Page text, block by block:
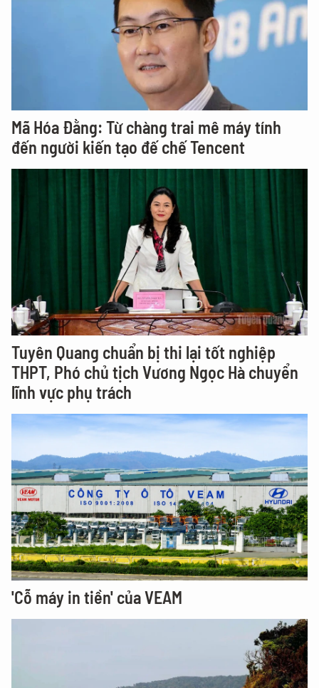
Mã Hóa Đằng: Từ chàng trai mê máy tính
đến người kiến tạo đế chế Tencent
Tuyên Quang chuẩn bị thi lại tốt nghiệp
THPT, Phó chủ tịch Vương Ngọc Hà chuyển
lĩnh vực phụ trách
'Cỗ máy in tiền' của VEAM